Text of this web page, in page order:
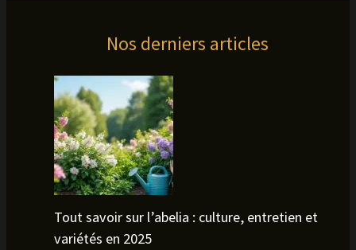
Nos derniers articles
Tout savoir sur l’abelia : culture, entretien et
variétés en 2025